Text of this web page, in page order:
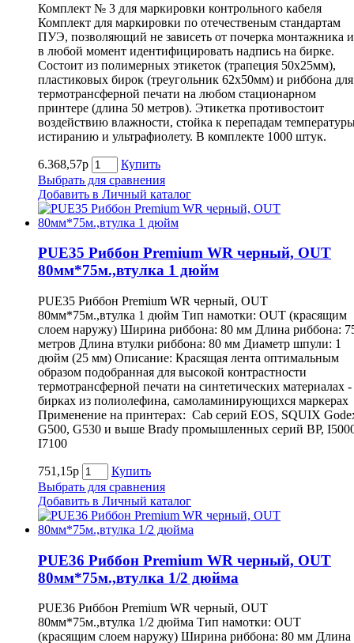
Комплект № 3 для маркировки контрольного кабеля
Комплект для маркировки по отечественым стандартам
ПУЭ, позволяющий не зависеть от почерка монтажника и
в любой момент идентифицировать надпись на бирке.
Состоит из полимерных этикеток (трапеция 50х25мм),
пластиковых бирок (треугольник 62х50мм) и риббона для
термотрансферной печати на любом стационарном
принтере (длина 50 метров). Этикетка противостоит
воздействию влажности, стойка к перепадам
истиранию и ультрафиолету. В комплекте 1000 штук.
6.368,57р
Купить
Выбрать для сравнения
Добавить в Личный каталог
PUE35 Риббон Premium WR черный, OUT
80мм*75м.,втулка 1 дюйм
PUE35 Риббон Premium WR черный, OUT
80мм*75м.,втулка 1 дюйм Тип намотки: OUT (красящим
слоем наружу) Ширина риббона: 80 мм Длина риббона:
метров Длина втулки риббона: 80 мм Диаметр шпули: 1
дюйм (25 мм) Описание: Красящая лента оптимальным
образом подобранная для высокой контрастности
термотрансферной печати на синтетических материалах -
бирках из полиолефина, самоламинирующихся маркерах
Применение на принтерах: Cab серий EOS, SQUIX
G500, G530 и выше Brady промышленных серий BP,
I7100
751,15р
Купить
Выбрать для сравнения
Добавить в Личный каталог
PUE36 Риббон Premium WR черный, OUT
80мм*75м.,втулка 1/2 дюйма
PUE36 Риббон Premium WR черный, OUT
80мм*75м.,втулка 1/2 дюйма Тип намотки: OUT
(красящим слоем наружу) Ширина риббона: 80 мм Длина